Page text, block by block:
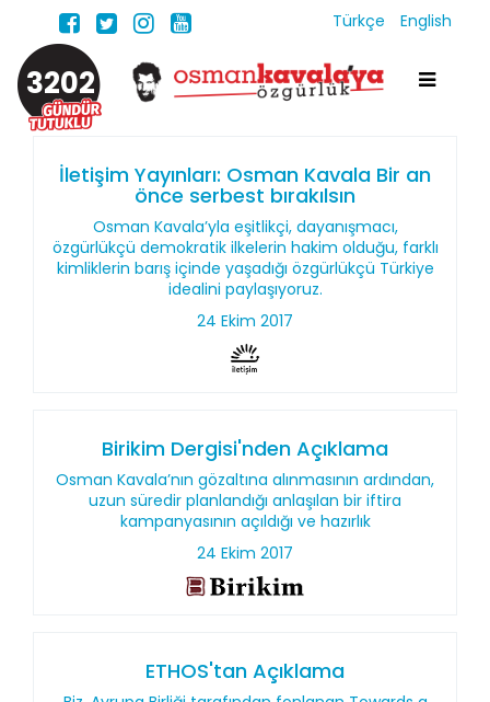
Türkçe English
3202
İletişim Yayınları: Osman Kavala Bir an
önce serbest bırakılsın
Osman Kavala’yla eşitlikçi, dayanışmacı,
özgürlükçü demokratik ilkelerin hakim olduğu, farklı
kimliklerin barış içinde yaşadığı özgürlükçü Türkiye
idealini paylaşıyoruz.
24 Ekim 2017
Birikim Dergisi'nden Açıklama
Osman Kavala’nın gözaltına alınmasının ardından,
uzun süredir planlandığı anlaşılan bir iftira
kampanyasının açıldığı ve hazırlık
24 Ekim 2017
ETHOS'tan Açıklama